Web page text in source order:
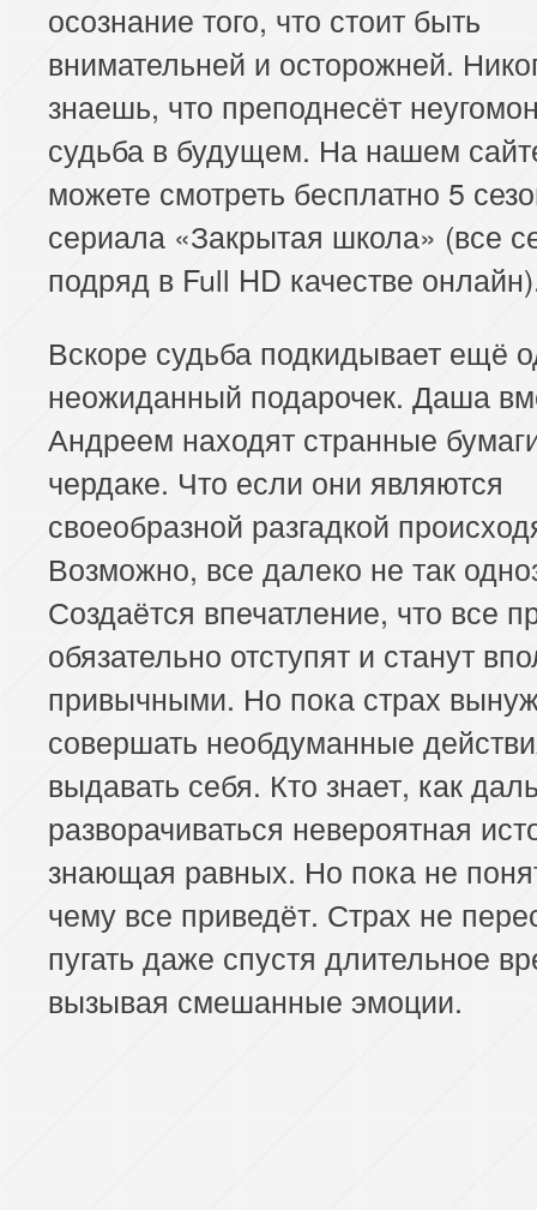
осознание того, что стоит быть
внимательней и осторожней.
знаешь, что преподнесёт
судьба в будущем. На нашем
можете смотреть бесплатно 5
сериала «Закрытая школа» (все
подряд в Full HD качестве
Вскоре судьба подкидывает ещё
неожиданный подарочек. Даша
Андреем находят странные
чердаке. Что если они являются
своеобразной разгадкой
Возможно, все далеко не так
Создаётся впечатление, что все
обязательно отступят и станут
привычными. Но пока страх
совершать необдуманные
выдавать себя. Кто знает, как
разворачиваться невероятная
знающая равных. Но пока не
чему все приведёт. Страх не
пугать даже спустя длительное
вызывая смешанные эмоции.